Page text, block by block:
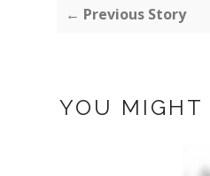
← Previous Story
YOU MIGHT